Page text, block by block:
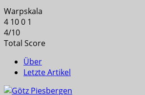
Warpskala
4 100 1
4/10
Total Score
Über
Letzte Artikel